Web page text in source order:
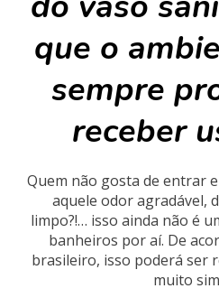
que o
sempre
receber
Quem não gosta de entrar
aquele odor agradável,
limpo?!… isso ainda não é
banheiros por aí. De
brasileiro, isso poderá ser
muito